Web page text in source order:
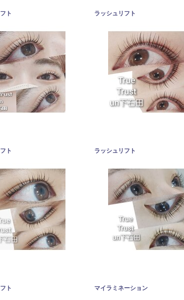
ト ラッシュリフト
ト ラッシュリフト
ト マイラミネーション